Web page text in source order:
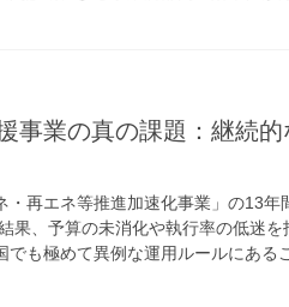
事業の真の課題：継続的
再エネ等推進加速化事業」の13年
果、予算の未消化や執行率の低迷を
も極めて異例な運用ルールにある